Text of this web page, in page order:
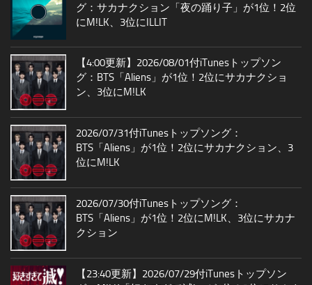
グ：サカナクション「夜の踊り子」が1位！2位
にM!LK、3位にILLIT
【4:00更新】2026/08/01付iTunesトップソン
グ：BTS「Aliens」が1位！2位にサカナクショ
ン、3位にM!LK
2026/07/31付iTunesトップソング：
BTS「Aliens」が1位！2位にサカナクション、3
位にM!LK
2026/07/30付iTunesトップソング：
BTS「Aliens」が1位！2位にM!LK、3位にサカナ
クション
【23:40更新】2026/07/29付iTunesトップソン